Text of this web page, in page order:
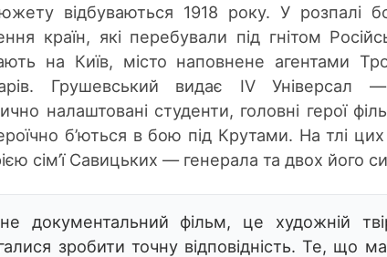
відбуваються 1918 року. У розпалі
країн, які перебували під гнітом
на Київ, місто наповнене агентами
Грушевський видає IV Універсал
налаштовані студенти, головні герої
б’ються в бою під Крутами. На тлі
сім’їСавицьких — генерала та двох його
документальний фільм, це художній
зробити точну відповідність. Те, що